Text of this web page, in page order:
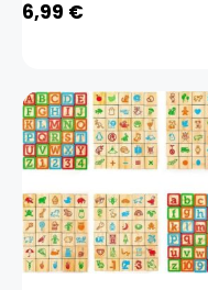
6,99 €